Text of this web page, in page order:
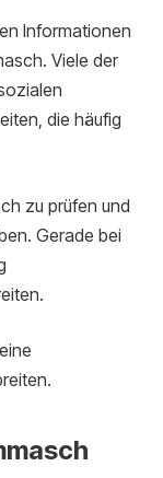
Informationen
Viele der
die häufig
zu prüfen und
Gerade bei